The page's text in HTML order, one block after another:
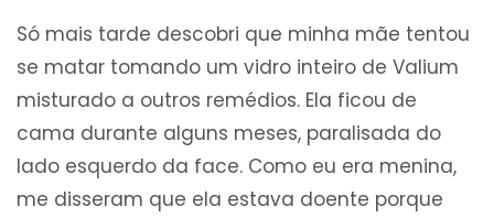
Só mais tarde descobri que minha mãe tentou
se matar tomando um vidro inteiro de Valium
misturado a outros remédios. Ela ficou de
cama durante alguns meses, paralisada do
lado esquerdo da face. Como eu era menina,
me disseram que ela estava doente porque